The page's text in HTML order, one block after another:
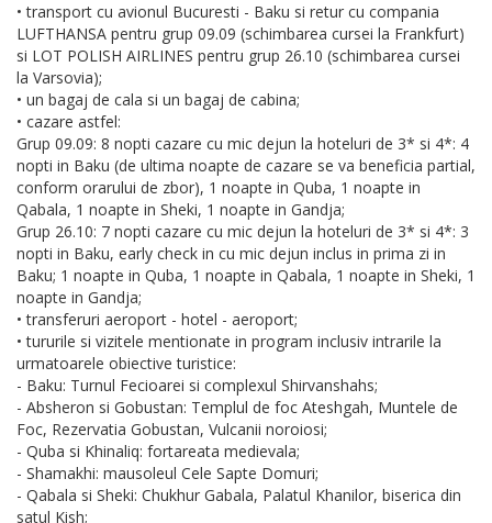
• transport cu avionul Bucuresti - Baku si retur cu compania
LUFTHANSA pentru grup 09.09 (schimbarea cursei la Frankfurt)
si LOT POLISH AIRLINES pentru grup 26.10 (schimbarea cursei
la Varsovia);
• un bagaj de cala si un bagaj de cabina;
• cazare astfel:
Grup 09.09: 8 nopti cazare cu mic dejun la hoteluri de 3* si 4*: 4
nopti in Baku (de ultima noapte de cazare se va beneficia partial,
conform orarului de zbor), 1 noapte in Quba, 1 noapte in
Qabala, 1 noapte in Sheki, 1 noapte in Gandja;
Grup 26.10: 7 nopti cazare cu mic dejun la hoteluri de 3* si 4*: 3
nopti in Baku, early check in cu mic dejun inclus in prima zi in
Baku; 1 noapte in Quba, 1 noapte in Qabala, 1 noapte in Sheki, 1
noapte in Gandja;
• transferuri aeroport - hotel - aeroport;
• tururile si vizitele mentionate in program inclusiv intrarile la
urmatoarele obiective turistice:
- Baku: Turnul Fecioarei si complexul Shirvanshahs;
- Absheron si Gobustan: Templul de foc Ateshgah, Muntele de
Foc, Rezervatia Gobustan, Vulcanii noroiosi;
- Quba si Khinaliq: fortareata medievala;
- Shamakhi: mausoleul Cele Sapte Domuri;
- Qabala si Sheki: Chukhur Gabala, Palatul Khanilor, biserica din
satul Kish;